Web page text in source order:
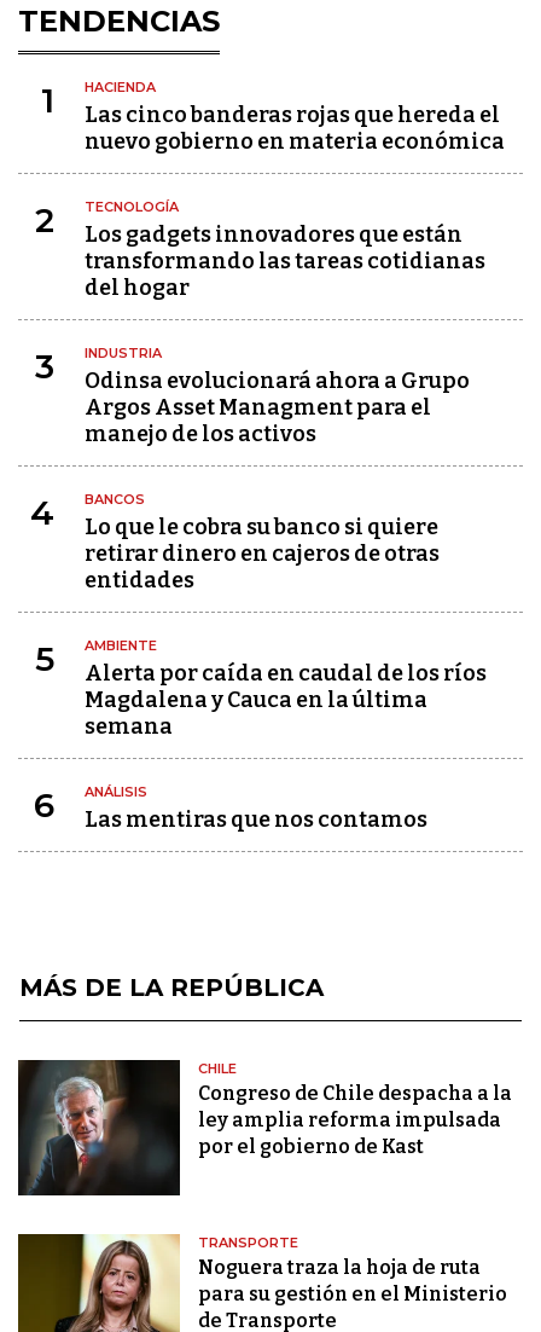
TENDENCIAS
1 HACIENDA
Las cinco banderas rojas que hereda el
nuevo gobierno en materia económica
2 TECNOLOGÍA
Los gadgets innovadores que están
transformando las tareas cotidianas
del hogar
3 INDUSTRIA
Odinsa evolucionará ahora a Grupo
Argos Asset Managment para el
manejo de los activos
4 BANCOS
Lo que le cobra su banco si quiere
retirar dinero en cajeros de otras
entidades
5 AMBIENTE
Alerta por caída en caudal de los ríos
Magdalena y Cauca en la última
semana
6 ANÁLISIS
Las mentiras que nos contamos
MÁS DE LA REPÚBLICA
CHILE
Congreso de Chile despacha a la
ley amplia reforma impulsada
por el gobierno de Kast
TRANSPORTE
Noguera traza la hoja de ruta
para su gestión en el Ministerio
de Transporte